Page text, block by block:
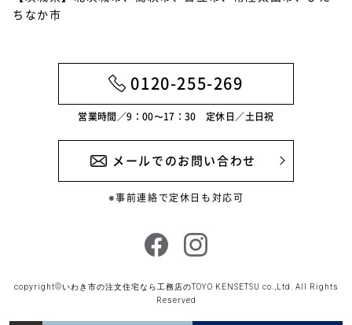
2022年3月
2022年2月
2022年1月
2021年12月
2021年11月
2021年9月
2021年8月
2021年7月
ちなか市
0120-255-269
営業時間／9：00〜17：30 定休日／土日祝
メールでのお問い合わせ
※事前連絡で定休日も対応可
copyright©いわき市の注文住宅なら工務店のTOYO KENSETSU co.,Ltd. All Rights
Reserved